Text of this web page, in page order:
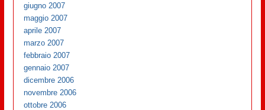
giugno 2007
maggio 2007
aprile 2007
marzo 2007
febbraio 2007
gennaio 2007
dicembre 2006
novembre 2006
ottobre 2006